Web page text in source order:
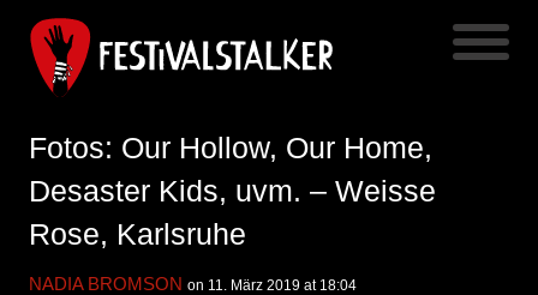
Fotos: Our Hollow, Our Home,
Desaster Kids, uvm. – Weisse
Rose, Karlsruhe
NADIA BROMSON on 11. März 2019 at 18:04